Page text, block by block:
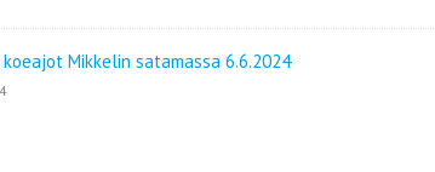
koeajot Mikkelin satamassa 6.6.2024